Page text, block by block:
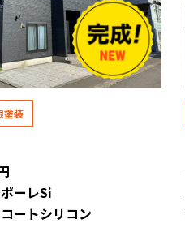
塗装
ーレSi
ートシリコン